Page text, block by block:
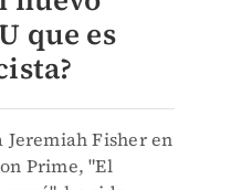
que es
Fisher en
Prime, "El